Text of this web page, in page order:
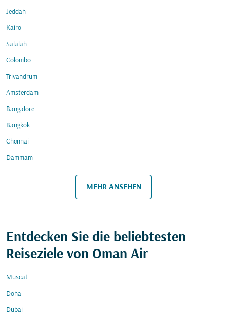
Jeddah
Kairo
Salalah
Colombo
Trivandrum
Amsterdam
Bangalore
Bangkok
Chennai
Dammam
MEHR ANSEHEN
Entdecken Sie die beliebtesten
Reiseziele von Oman Air
Muscat
Doha
Dubai